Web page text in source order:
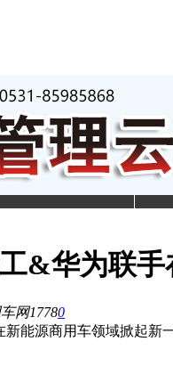
&华为联手
网17780
能源商用车领域掀起新